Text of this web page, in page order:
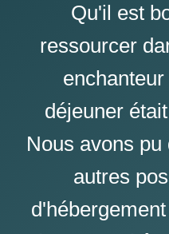
Qu'il est
ressourcer
déjeuner
Nous avons
autres